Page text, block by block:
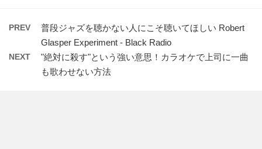
PREV
普段ジャズを聴かない人にこそ聴いてほしい Robert
Glasper Experiment - Black Radio
NEXT
"絶対に殺す"という強い意思！カラオケで上司に一曲
も歌わせない方法